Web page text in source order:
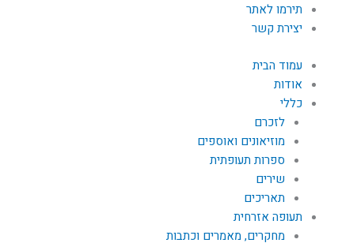
תירמו לאתר
יצירת קשר
עמוד הבית
אודות
כללי
לזכרם
מוזיאונים ואוספים
ספרות תעופתית
שירים
תאריכים
תעופה אזרחית
מחקרים, מאמרים וכתבות